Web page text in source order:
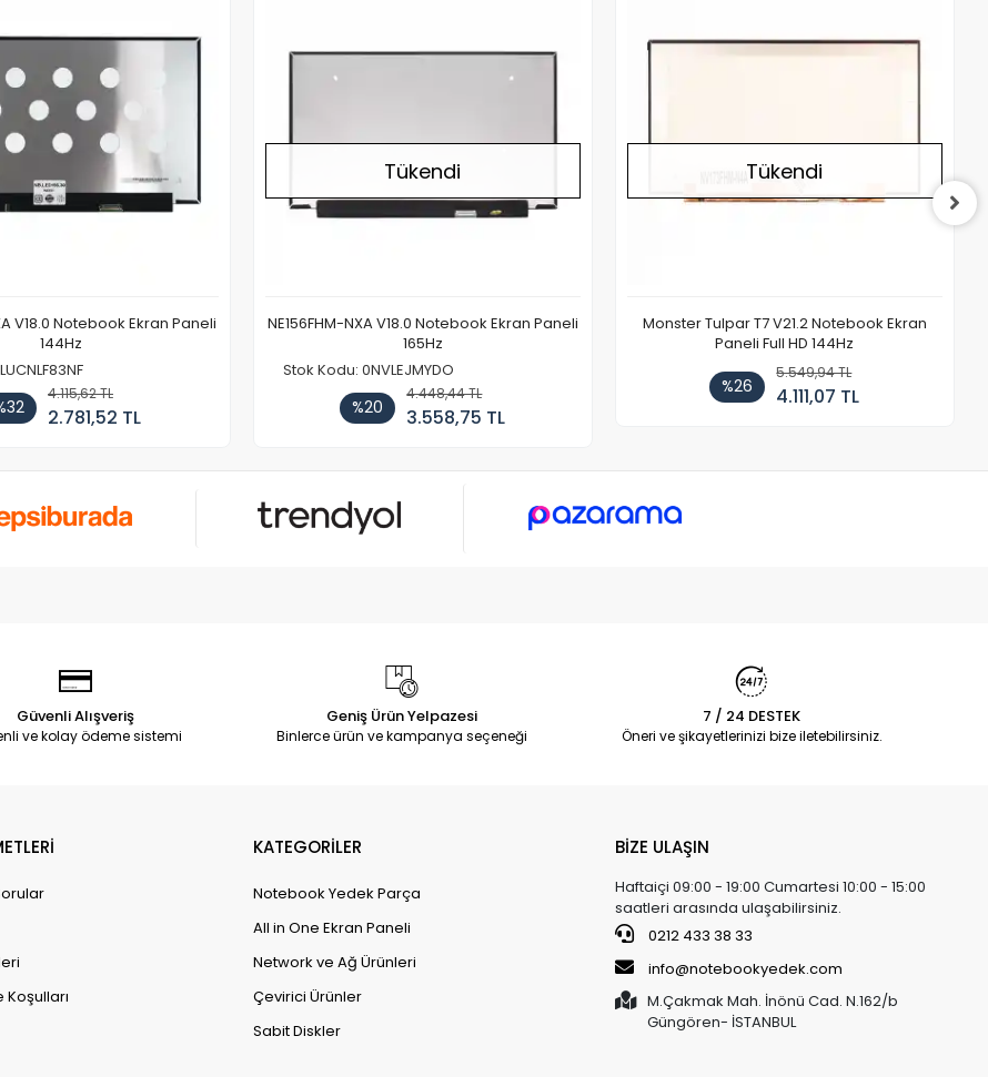
V18.0 Notebook Ekran Paneli
144Hz
4.115,62 TL
2.781,52 TL
Tükendi
NE156FHM-NXA V18.0 Notebook Ekran Paneli
165Hz
Stok Kodu: 0NVLEJMYDO
%20
4.448,44 TL
3.558,75 TL
Tükendi
Monster Tulpar T7 V21.2 Notebook Ekran
Paneli Full HD 144Hz
%26
5.549,94 TL
4.111,07 TL
Güvenli Alışveriş
ve kolay ödeme sistemi
Geniş Ürün Yelpazesi
Binlerce ürün ve kampanya seçeneği
7 / 24 DESTEK
Öneri ve şikayetlerinizi bize iletebilirsiniz.
KATEGORİLER
Notebook Yedek Parça
All in One Ekran Paneli
Network ve Ağ Ürünleri
Çevirici Ürünler
Sabit Diskler
BİZE ULAŞIN
Haftaiçi 09:00 - 19:00 Cumartesi 10:00 - 15:00
saatleri arasında ulaşabilirsiniz.
0212 433 38 33
info@notebookyedek.com
M.Çakmak Mah. İnönü Cad. N.162/b
Güngören- İSTANBUL